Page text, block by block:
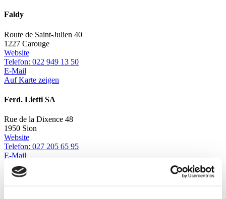
Faldy
Route de Saint-Julien 40
1227 Carouge
Website
Telefon: 022 949 13 50
E-Mail
Auf Karte zeigen
Ferd. Lietti SA
Rue de la Dixence 48
1950 Sion
Website
Telefon: 027 205 65 95
E-Mail
Auf Karte zeigen
Gétaz-Miauton AG